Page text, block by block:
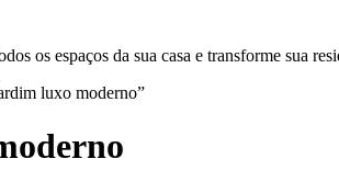
os espaços da sua casa e transforme sua
luxo moderno”